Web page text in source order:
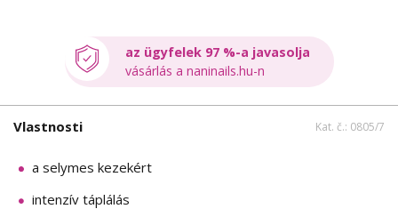
az ügyfelek 97 %-a javasolja
vásárlás a naninails.hu-n
Vlastnosti Kat. č.: 0805/7
a selymes kezekért
intenzív táplálás